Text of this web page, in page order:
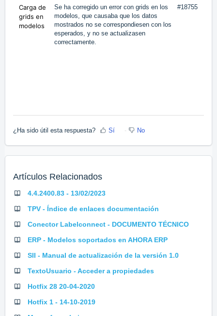
Carga de
grids en
modelos
Se ha corregido un error con grids en los
modelos, que causaba que los datos
mostrados no se correspondiesen con los
esperados, y no se actualizasen
correctamente.
#18755
¿Ha sido útil esta respuesta? Sí No
Artículos Relacionados
4.4.2400.83 - 13/02/2023
TPV - Índice de enlaces documentación
Conector Labelconnect - DOCUMENTO TÉCNICO
ERP - Modelos soportados en AHORA ERP
SII - Manual de actualización de la versión 1.0
TextoUsuario - Acceder a propiedades
Hotfix 28 20-04-2020
Hotfix 1 - 14-10-2019